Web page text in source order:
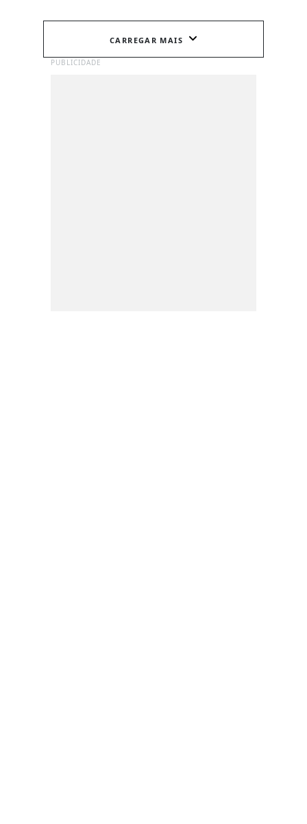
CARREGAR MAIS
PUBLICIDADE